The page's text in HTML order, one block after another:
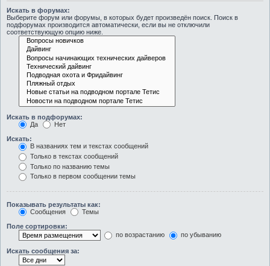
Искать в форумах:
Выберите форум или форумы, в которых будет произведён поиск. Поиск в
подфорумах производится автоматически, если вы не отключили
соответствующую опцию ниже.
Искать в подфорумах:
Да
Нет
Искать:
В названиях тем и текстах сообщений
Только в текстах сообщений
Только по названию темы
Только в первом сообщении темы
Показывать результаты как:
Сообщения
Темы
Поле сортировки:
по возрастанию
по убыванию
Искать сообщения за: